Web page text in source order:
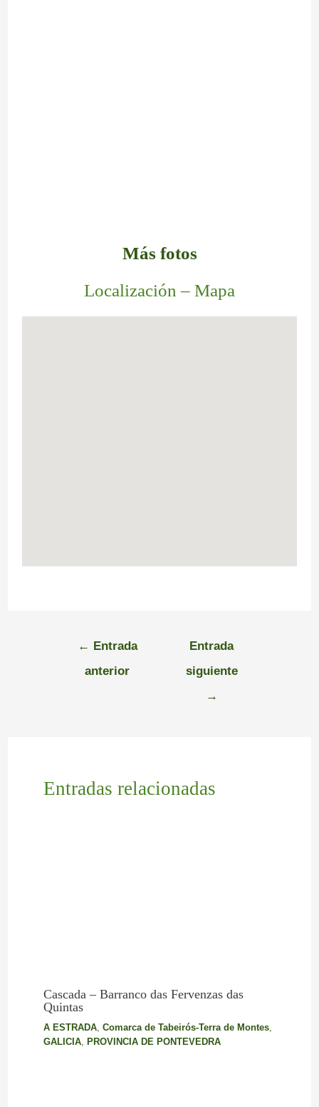
Más fotos
Localización – Mapa
← Entrada
anterior
Entrada
siguiente
→
Entradas relacionadas
Cascada – Barranco das Fervenzas das
Quintas
A ESTRADA, Comarca de Tabeirós-Terra de Montes,
GALICIA, PROVINCIA DE PONTEVEDRA